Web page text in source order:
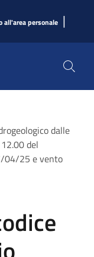
all'area personale |
dalle
del
04/25 e vento